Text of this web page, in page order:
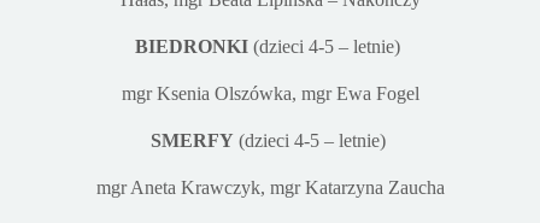
BIEDRONKI (dzieci 4-5 – letnie)
mgr Ksenia Olszówka, mgr Ewa Fogel
SMERFY (dzieci 4-5 – letnie)
mgr Aneta Krawczyk, mgr Katarzyna Zaucha